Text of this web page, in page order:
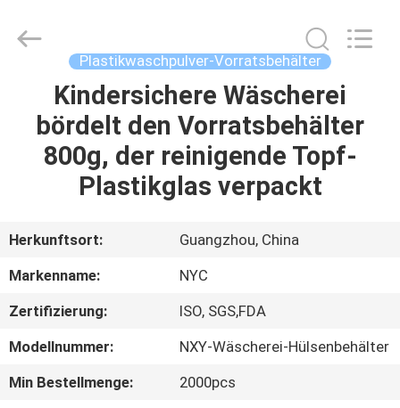
HAUS
PRODUKTE
UNS
AUSFLUG
QUALITÄTSKONTROLLE
Co.,Ltd..
Plastikwaschpulver-Vorratsbehälter
Kindersichere Wäscherei
bördelt den Vorratsbehälter
800g, der reinigende Topf-
Plastikglas verpackt
Herkunftsort:
Guangzhou, China
Markenname:
NYC
Zertifizierung:
ISO, SGS,FDA
Modellnummer:
NXY-Wäscherei-Hülsenbehälter
Min Bestellmenge:
2000pcs